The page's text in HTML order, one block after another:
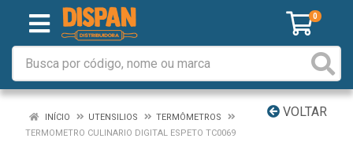
0
VOLTAR
INÍCIO UTENSILIOS
TERMÔMETROS
TERMOMETRO CULINARIO DIGITAL ESPETO TC0069